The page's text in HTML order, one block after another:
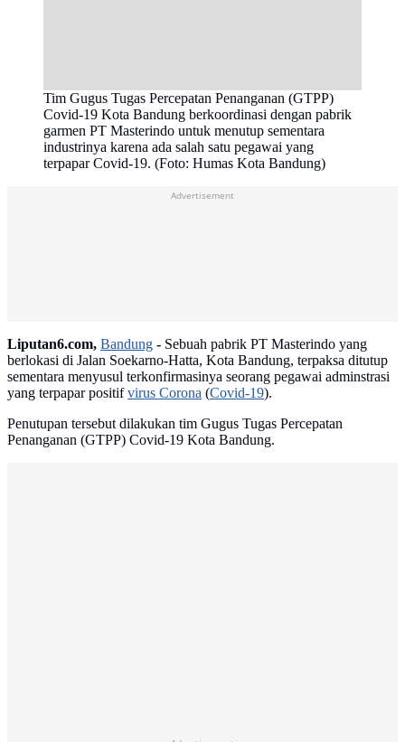
Tim Gugus Tugas Percepatan Penanganan (GTPP)
Covid-19 Kota Bandung berkoordinasi dengan pabrik
garmen PT Masterindo untuk menutup sementara
industrinya karena ada salah satu pegawai yang
terpapar Covid-19. (Foto: Humas Kota Bandung)
Advertisement
Liputan6.com, Bandung - Sebuah pabrik PT Masterindo yang
berlokasi di Jalan Soekarno-Hatta, Kota Bandung, terpaksa ditutup
sementara menyusul terkonfirmasinya seorang pegawai adminstrasi
yang terpapar positifvirus Corona (Covid-19).
Penutupan tersebut dilakukan tim Gugus Tugas Percepatan
Penanganan (GTPP) Covid-19 Kota Bandung.